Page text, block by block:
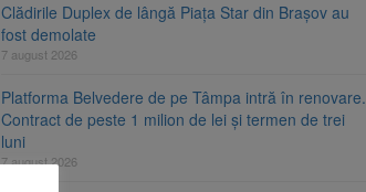
Clădirile Duplex de lângă Piața Star din Brașov au
fost demolate
7 august 2026
Platforma Belvedere de pe Tâmpa intră în renovare.
Contract de peste 1 milion de lei și termen de trei
luni
7 august 2026